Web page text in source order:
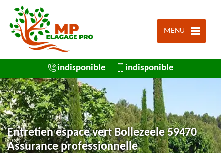
MENU
indisponible indisponible
Entretien espace vert Bollezeele 59470
Assurance professionnelle